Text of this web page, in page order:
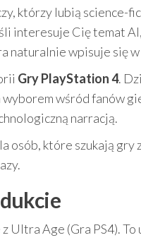
którzy lubią science-
interesuje Cię temat
naturalnie wpisuje się
Gry PlayStation 4.
wśród fanów
narracją.
osób, które szukają gry
Ultra Age (Gra PS4). To